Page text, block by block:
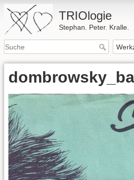
TRIOlogie
Stephan. Peter. Kralle.